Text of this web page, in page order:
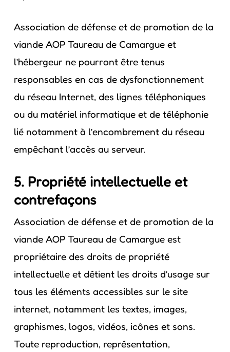
Association de défense et de promotion de la
viande AOP Taureau de Camargue et
l’hébergeur ne pourront être tenus
responsables en cas de dysfonctionnement
du réseau Internet, des lignes téléphoniques
ou du matériel informatique et de téléphonie
lié notamment à l’encombrement du réseau
empêchant l’accès au serveur.
5. Propriété intellectuelle et
contrefaçons
Association de défense et de promotion de la
viande AOP Taureau de Camargue est
propriétaire des droits de propriété
intellectuelle et détient les droits d’usage sur
tous les éléments accessibles sur le site
internet, notamment les textes, images,
graphismes, logos, vidéos, icônes et sons.
Toute reproduction, représentation,